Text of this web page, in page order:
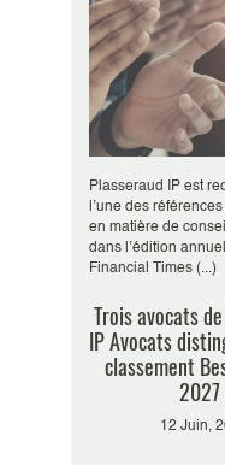
Plasseraud IP est
l’une des
en matière de
dans l’édition
Financial Times (...)
Trois avocats
IP Avocats
classement
2027
12 Juin,